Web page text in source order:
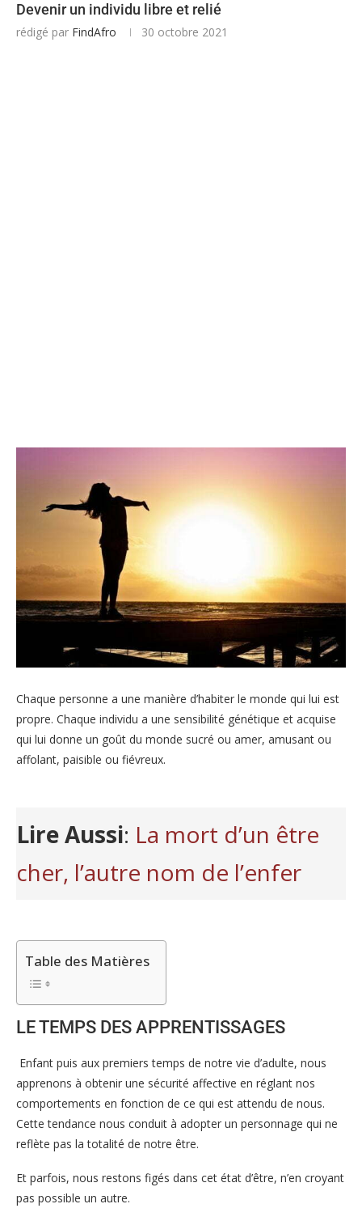
Devenir un individu libre et relié
rédigé par FindAfro 30 octobre 2021
Chaque personne a une manière d’habiter le monde qui lui est
propre. Chaque individu a une sensibilité génétique et acquise
qui lui donne un goût du monde sucré ou amer, amusant ou
affolant, paisible ou fiévreux.
Lire Aussi: La mort d’un être
cher, l’autre nom de l’enfer
Table des Matières
LE TEMPS DES APPRENTISSAGES
Enfant puis aux premiers temps de notre vie d’adulte, nous
apprenons à obtenir une sécurité affective en réglant nos
comportements en fonction de ce qui est attendu de nous.
Cette tendance nous conduit à adopter un personnage qui ne
reflète pas la totalité de notre être.
Et parfois, nous restons figés dans cet état d’être, n’en croyant
pas possible un autre.